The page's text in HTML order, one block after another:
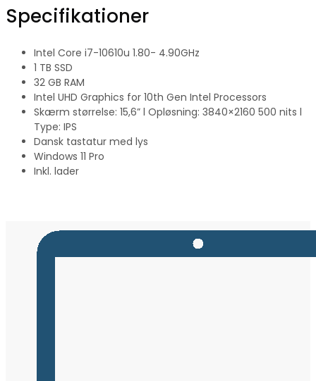
Specifikationer
Intel Core i7-10610u 1.80- 4.90GHz
1 TB SSD
32 GB RAM
Intel UHD Graphics for 10th Gen Intel Processors
Skærm størrelse: 15,6” l Opløsning: 3840×2160 500 nits l
Type: IPS
Dansk tastatur med lys
Windows 11 Pro
Inkl. lader